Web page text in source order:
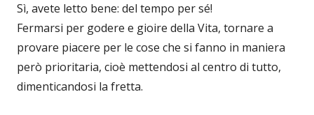
Sì, avete letto bene: del tempo per sé!
Fermarsi per godere e gioire della Vita, tornare a
provare piacere per le cose che si fanno in maniera
però prioritaria, cioè mettendosi al centro di tutto,
dimenticandosi la fretta.